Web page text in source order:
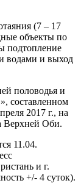
(7 – 17
объекты по
подтопление
водами и выход
половодья и
составленном
2017 г., на
Верхней Оби.
11.04.
и г.
+/- 4 суток).